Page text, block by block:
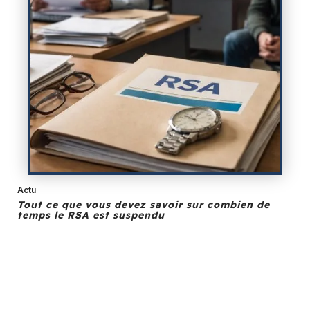
Actu
Tout ce que vous devez savoir sur combien de
temps le RSA est suspendu